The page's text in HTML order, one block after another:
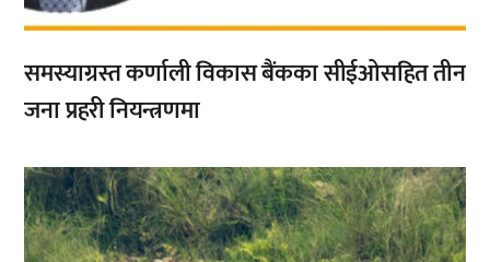
समस्याग्रस्त कर्णाली विकास बैंकका सीईओसहित तीन
जना प्रहरी नियन्त्रणमा
,